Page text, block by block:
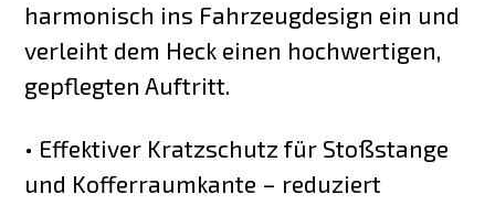
harmonisch ins Fahrzeugdesign ein und
verleiht dem Heck einen hochwertigen,
gepflegten Auftritt.
• Effektiver Kratzschutz für Stoßstange
und Kofferraumkante – reduziert